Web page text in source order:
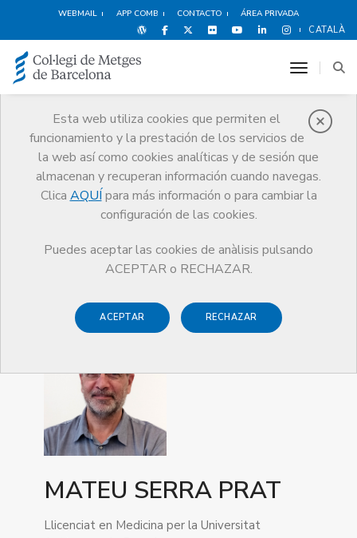
WEBMAIL APP COMB CONTACTO ÁREA PRIVADA
CATALÀ
Esta web utiliza cookies que permiten el
funcionamiento y la prestación de los servicios de
la web así como cookies analíticas y de sesión que
almacenan y recuperan información cuando navegas.
Clica AQUÍ para más información o para cambiar la
configuración de las cookies.
Puedes aceptar las cookies de anàlisis pulsando
ACEPTAR o RECHAZAR.
ACEPTAR RECHAZAR
toggle
Premios
El CoMB Guardonat Edició 2025
Guardonat Edició 2025
MATEU SERRA PRAT
Llicenciat en Medicina per la Universitat